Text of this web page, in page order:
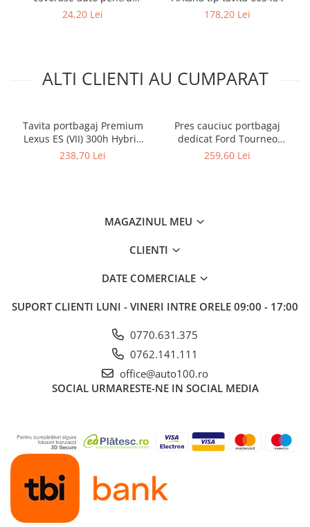
Renault / Nissan
24,20 Lei
178,20 Lei
ALTI CLIENTI AU CUMPARAT
Tavita portbagaj Premium
Lexus ES (VII) 300h Hybrid
09.2018-prezent
238,70 Lei
Pres cauciuc portbagaj
dedicat Ford Tourneo
Connect III, 2022-prezent,
259,60 Lei
MAGAZINUL MEU
CLIENTI
DATE COMERCIALE
SUPORT CLIENTI LUNI - VINERI INTRE ORELE 09:00 - 17:00
0770.631.375
0762.141.111
office@auto100.ro
SOCIAL URMARESTE-NE IN SOCIAL MEDIA